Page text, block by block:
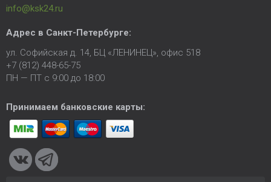
info@ksk24.ru
Адрес в Санкт-Петербурге:
ул. Софийская д. 14, БЦ «ЛЕНИНЕЦ», офис 518
+7 (812) 448-65-75
ПН — ПТ с 9:00 до 18:00
Принимаем банковские карты: